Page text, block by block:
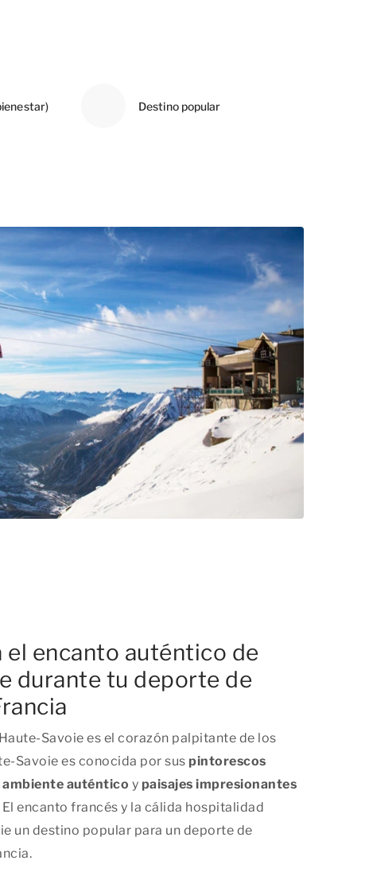
Destino popular
el encanto auténtico de
durante tu deporte de
Savoie es el corazón palpitante de los
Savoie es conocida por sus pintorescos
ambiente auténtico y paisajes impresionantes
encanto francés y la cálida hospitalidad
un destino popular para un deporte de